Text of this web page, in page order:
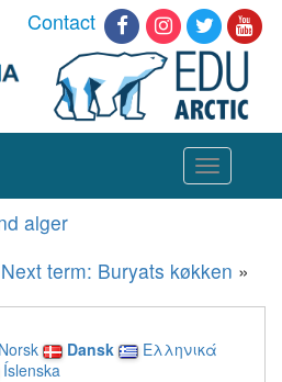
Contact
Toggle
navigation
alger
Next term: Buryats køkken »
Norsk Dansk
Ελληνικά
Íslenska